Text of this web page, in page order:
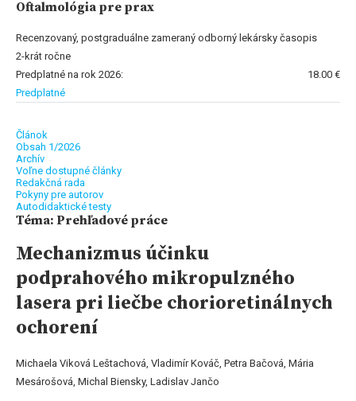
Oftalmológia pre prax
Recenzovaný, postgraduálne zameraný odborný lekársky časopis
2-krát ročne
Predplatné na rok 2026:
18.00 €
Predplatné
Článok
Obsah 1/2026
Archív
Voľne dostupné články
Redakčná rada
Pokyny pre autorov
Autodidaktické testy
Téma: Prehľadové práce
Mechanizmus účinku
podprahového mikropulzného
lasera pri liečbe chorioretinálnych
ochorení
Michaela Viková Leštachová, Vladimír Kováč, Petra Bačová, Mária
Mesárošová, Michal Biensky, Ladislav Jančo